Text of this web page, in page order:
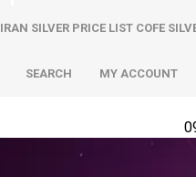
IRAN SILVER PRICE LIST COFE
SEARCH MY ACCOUNT